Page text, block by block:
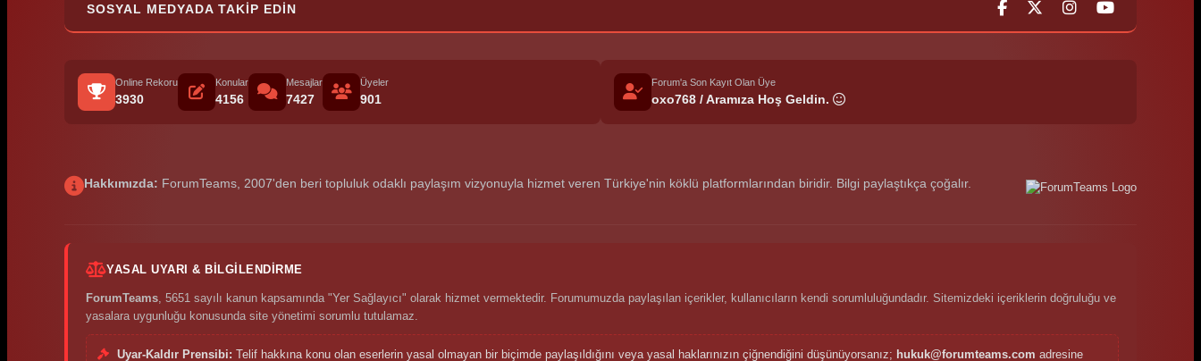
SOSYAL MEDYADA TAKIP EDIN
Online Rekoru
3930
Konular
4156
Mesajlar
7427
Üyeler
901
Forum'a Son Kayıt Olan Üye
oxo768 / Aramıza Hoş Geldin.
Hakkımızda: ForumTeams, 2007'den beri topluluk odaklı paylaşım vizyonuyla hizmet veren Türkiye'nin köklü platformlarından biridir. Bilgi paylaştıkça çoğalır.
YASAL UYARI & BILGILENDIRME
ForumTeams, 5651 sayılı kanun kapsamında "Yer Sağlayıcı" olarak hizmet vermektedir. Forumumuzda paylaşılan içerikler, kullanıcıların kendi sorumluluğundadır. Sitemizdeki içeriklerin doğruluğu ve
yasalara uygunluğu konusunda site yönetimi sorumlu tutulamaz.
Uyar-Kaldır Prensibi: Telif hakkına konu olan eserlerin yasal olmayan bir biçimde paylaşıldığını veya yasal haklarınızın çiğnendiğini düşünüyorsanız; hukuk@forumteams.com adresine